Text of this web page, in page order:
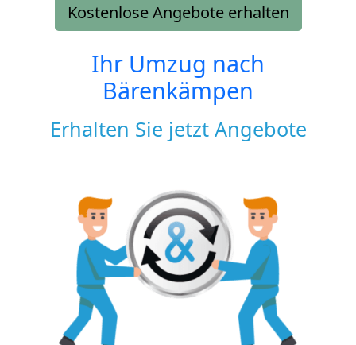
Kostenlose Angebote erhalten
Ihr Umzug nach
Bärenkämpen
Erhalten Sie jetzt Angebote